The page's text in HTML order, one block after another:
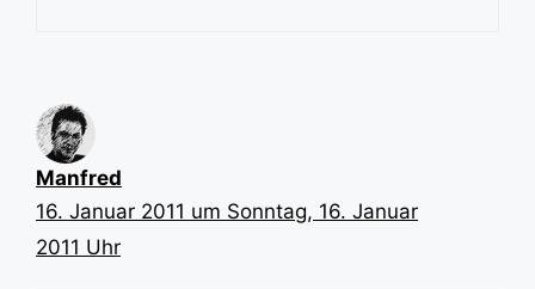
Manfred
16. Januar 2011 um Sonntag, 16. Januar
2011 Uhr